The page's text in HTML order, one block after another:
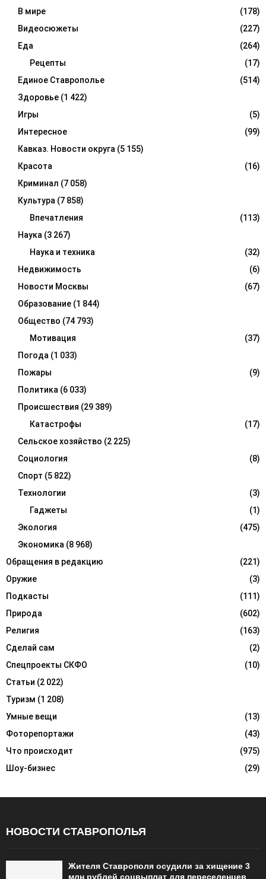
В мире
(178)
Видеосюжеты
(227)
Еда
(264)
Рецепты
(17)
Единое Ставрополье
(514)
Здоровье (1 422)
Игры
(5)
Интересное
(99)
Кавказ. Новости округа (5 155)
Красота
(16)
Криминал (7 058)
Культура (7 858)
Впечатления
(113)
Наука (3 267)
Наука и техника
(32)
Недвижимость
(6)
Новости Москвы
(67)
Образование (1 844)
Общество (74 793)
Мотивация
(37)
Погода (1 033)
Пожары
(9)
Политика (6 033)
Происшествия (29 389)
Катастрофы
(17)
Сельское хозяйство (2 225)
Социология
(8)
Спорт (5 822)
Технологии
(3)
Гаджеты
(1)
Экология
(475)
Экономика (8 968)
Обращения в редакцию
(221)
Оружие
(3)
Подкасты
(111)
Природа
(602)
Религия
(163)
Сделай сам
(2)
Спецпроекты СКФО
(10)
Статьи (2 022)
Туризм (1 208)
Умные вещи
(13)
Фоторепортажи
(43)
Что происходит
(975)
Шоу-бизнес
(29)
НОВОСТИ СТАВРОПОЛЬЯ
Жителя Ставрополя осудили за хищение 3
млн рублей соцвыплат для переселенцев